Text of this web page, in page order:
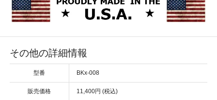
その他の詳細情報
型番 BKx-008
販売価格 11,400円 (税込)